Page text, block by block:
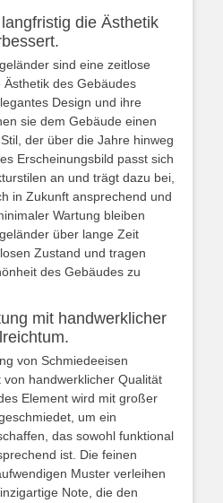
die Ästhetik
sind eine zeitlose
des Gebäudes
Design und ihre
sie dem Gebäude einen
der über die Jahre hinweg
Erscheinungsbild passt sich
an und trägt dazu bei,
in Zukunft ansprechend und
Wartung bleiben
über lange Zeit
Zustand und tragen
des Gebäudes zu
mit handwerklicher
von Schmiedeeisen
handwerklicher Qualität
Element wird mit großer
um ein
das sowohl funktional
ist. Die feinen
Muster verleihen
Note, die den